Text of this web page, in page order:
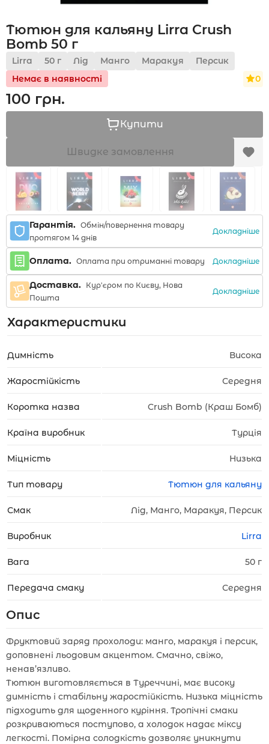
Укр
Тютюн для кальяну Lirra Crush
Bomb 50 г
Lirra 50 г Лід Манго Маракуя
Персик
Немає в наявності
0
100 грн.
Купити
Швидке замовлення
Гарантія. Обмін/повернення товару
протягом 14 днів
Докладніше
Оплата. Оплата при отриманні товару Докладніше
Доставка. Кур'єром по Києву, Нова
Пошта
Докладніше
Характеристики
Димність Висока
Жаростійкість Середня
Коротка назва Crush Bomb (Краш Бомб)
Країна виробник Турція
Міцність Низька
Тип товару Тютюн для кальяну
Смак Лід, Манго, Маракуя, Персик
Виробник Lirra
Вага 50 г
Передача смаку Середня
Опис
Фруктовий заряд прохолоди: манго, маракуя і персик,
доповнені льодовим акцентом. Смачно, свіжо,
ненав’язливо.
Тютюн виготовляється в Туреччині, має високу
димність і стабільну жаростійкість. Низька міцність
підходить для щоденного куріння. Тропічні смаки
розкриваються поступово, а холодок надає міксу
легкості. Помірна солодкість дозволяє уникнути